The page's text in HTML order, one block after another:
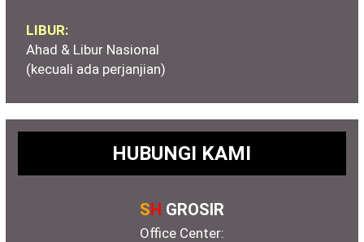
LIBUR:
Ahad & Libur Nasional
(kecuali ada perjanjian)
HUBUNGI KAMI
SH GROSIR
Office Center: